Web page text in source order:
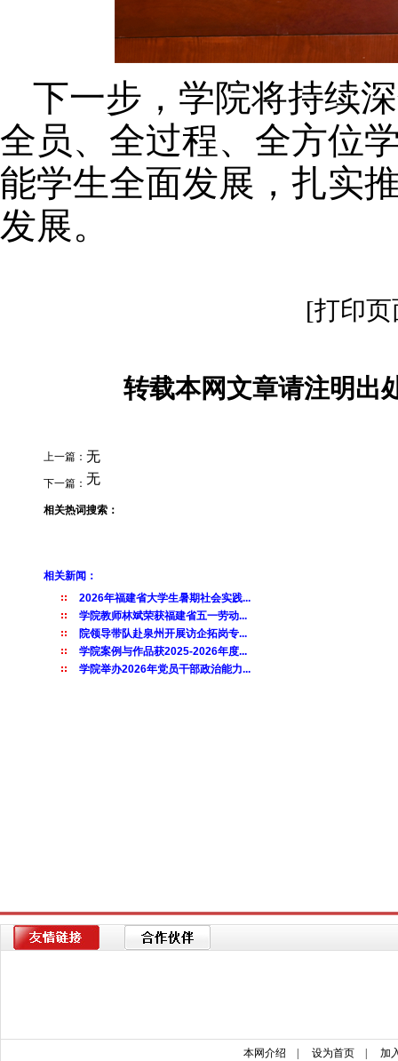
下一步， 学院将持续
全员、 全过程、 全方位
能学生全面发展，扎实
发展。
[打印
转载本网文章请注明出
上一篇： 无
下一篇： 无
相关热词搜索：
相关新闻：
本网介绍 设为首页| 加